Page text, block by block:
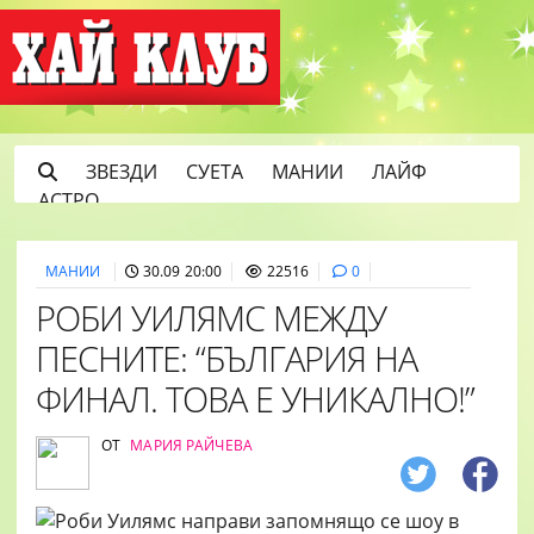
ЗВЕЗДИ СУЕТА МАНИИ
ЛАЙФ
АСТРО
МАНИИ 30.09 20:00 22516 0
РОБИ УИЛЯМС МЕЖДУ
ПЕСНИТЕ: “БЪЛГАРИЯ НА
ФИНАЛ. ТОВА Е УНИКАЛНО!”
ОТ МАРИЯ РАЙЧЕВА